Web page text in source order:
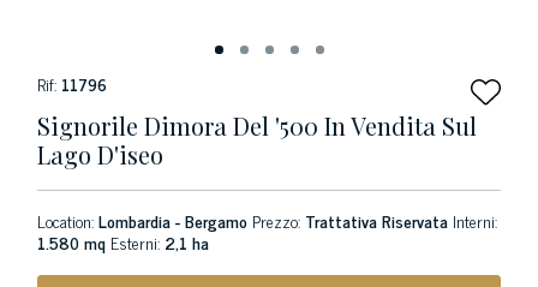
Rif: 11796
Signorile Dimora Del '500 In Vendita Sul
Lago D'iseo
Location:Lombardia - Bergamo Prezzo: Trattativa Riservata Interni:
1.580 mq Esterni: 2,1 ha